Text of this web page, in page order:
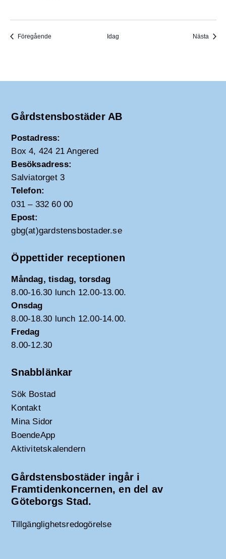
FöregåendeEvenemang Idag Nästa
Gårdstensbostäder AB
Postadress:
Box 4, 424 21 Angered
Besöksadress:
Salviatorget 3
Telefon:
031 – 332 60 00
Epost:
gbg(at)gardstensbostader.se
Öppettider receptionen
Måndag, tisdag, torsdag
8.00-16.30 lunch 12.00-13.00.
Onsdag
8.00-18.30 lunch 12.00-14.00.
Fredag
8.00-12.30
Snabblänkar
Sök Bostad
Kontakt
Mina Sidor
BoendeApp
Aktivitetskalendern
Gårdstensbostäder ingår i
Framtidenkoncernen, en del av
Göteborgs Stad.
Tillgänglighetsredogörelse